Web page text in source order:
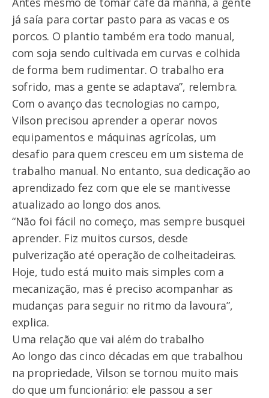
já saía para cortar pasto para as vacas e os
porcos. O plantio também era todo manual,
com soja sendo cultivada em curvas e colhida
de forma bem rudimentar. O trabalho era
sofrido, mas a gente se adaptava”, relembra.
Com o avanço das tecnologias no campo,
Vilson precisou aprender a operar novos
equipamentos e máquinas agrícolas, um
desafio para quem cresceu em um sistema de
trabalho manual. No entanto, sua dedicação ao
aprendizado fez com que ele se mantivesse
atualizado ao longo dos anos.
“Não foi fácil no começo, mas sempre busquei
aprender. Fiz muitos cursos, desde
pulverização até operação de colheitadeiras.
Hoje, tudo está muito mais simples com a
mecanização, mas é preciso acompanhar as
mudanças para seguir no ritmo da lavoura”,
explica.
Uma relação que vai além do trabalho
Ao longo das cinco décadas em que trabalhou
na propriedade, Vilson se tornou muito mais
do que um funcionário: ele passou a ser